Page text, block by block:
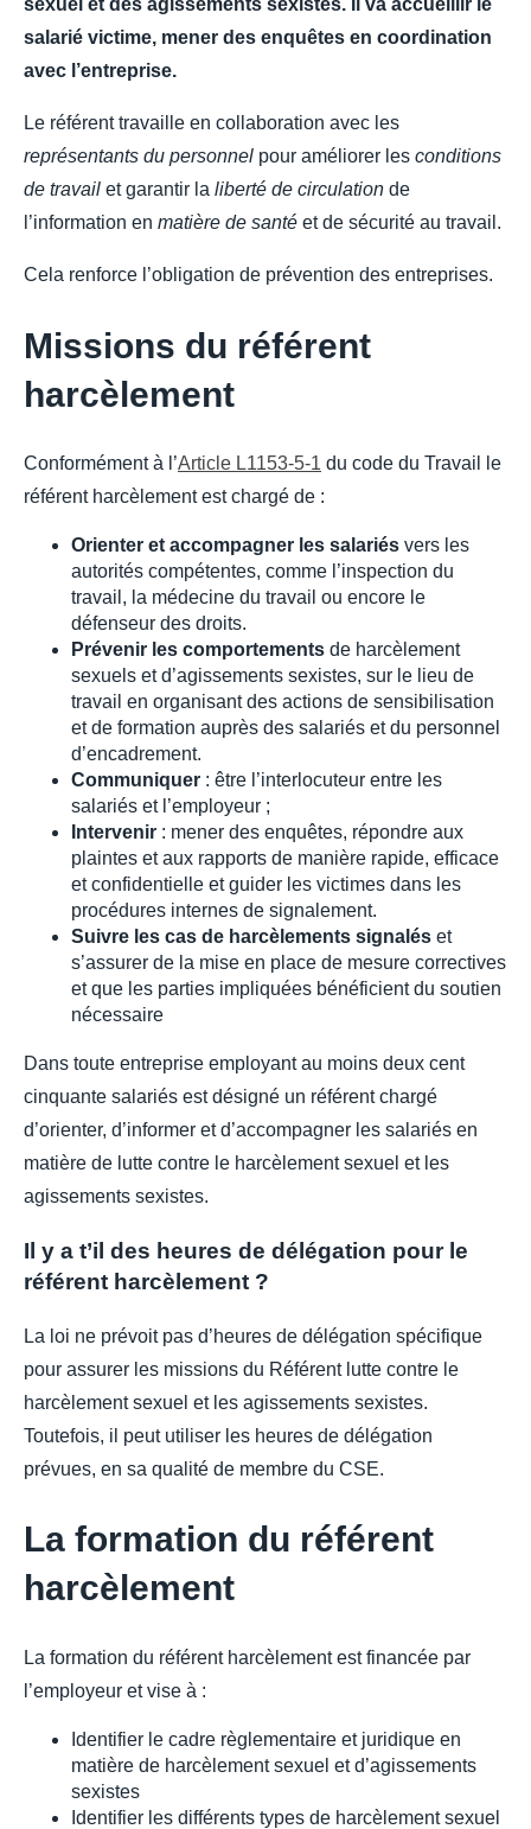
salarié victime, mener des enquêtes en coordination
avec l’entreprise.
Le référent travaille en collaboration avec les
représentants du personnel pour améliorer les conditions
de travail et garantir la liberté de circulation de
l’information en matière de santé et de sécurité au travail.
Cela renforce l’obligation de prévention des entreprises.
Missions du référent
harcèlement
Conformément à l’Article L1153-5-1 du code du Travail le
référent harcèlement est chargé de :
Orienter et accompagner les salariés vers les
autorités compétentes, comme l’inspection du
travail, la médecine du travail ou encore le
défenseur des droits.
Prévenir les comportements de harcèlement
sexuels et d’agissements sexistes, sur le lieu de
travail en organisant des actions de sensibilisation
et de formation auprès des salariés et du personnel
d’encadrement.
Communiquer : être l’interlocuteur entre les
salariés et l’employeur ;
Intervenir : mener des enquêtes, répondre aux
plaintes et aux rapports de manière rapide, efficace
et confidentielle et guider les victimes dans les
procédures internes de signalement.
Suivre les cas de harcèlements signalés et
s’assurer de la mise en place de mesure correctives
et que les parties impliquées bénéficient du soutien
nécessaire
Dans toute entreprise employant au moins deux cent
cinquante salariés est désigné un référent chargé
d’orienter, d’informer et d’accompagner les salariés en
matière de lutte contre le harcèlement sexuel et les
agissements sexistes.
Il y a t’il des heures de délégation pour le
référent harcèlement ?
La loi ne prévoit pas d’heures de délégation spécifique
pour assurer les missions du Référent lutte contre le
harcèlement sexuel et les agissements sexistes.
Toutefois, il peut utiliser les heures de délégation
prévues, en sa qualité de membre du CSE.
La formation du référent
harcèlement
La formation du référent harcèlement est financée par
l’employeur et vise à :
Identifier le cadre règlementaire et juridique en
matière de harcèlement sexuel et d’agissements
sexistes
Identifier les différents types de harcèlement sexuel